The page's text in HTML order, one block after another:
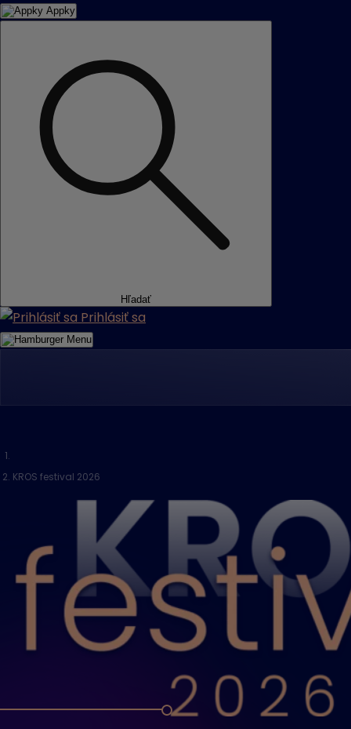
Appky
Hľadať
Prihlásiť sa
Menu
KROS festival 2026